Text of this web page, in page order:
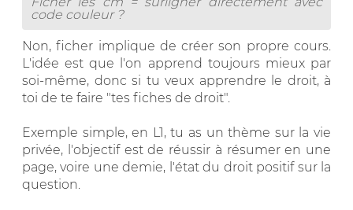
code couleur ?
Non, ficher implique de créer son propre cours.
L'idée est que l'on apprend toujours mieux par
soi-même, donc si tu veux apprendre le droit, à
toi de te faire "tes fiches de droit".
Exemple simple, en L1, tu as un thème sur la vie
privée, l'objectif est de réussir à résumer en une
page, voire une demie, l'état du droit positif sur la
question.